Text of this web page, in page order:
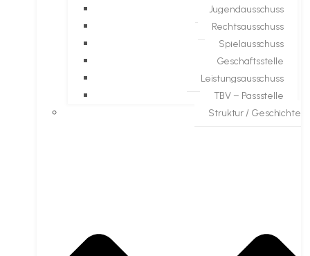
Jugendausschuss
Rechtsausschuss
Spielausschuss
Geschäftsstelle
Leistungsausschuss
TBV – Passstelle
Struktur / Geschichte